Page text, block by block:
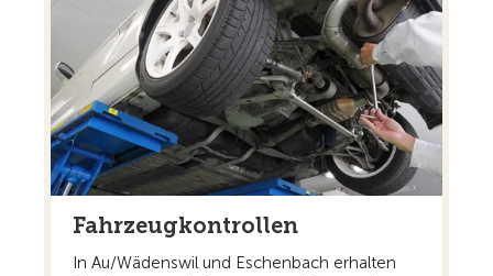
Fahrzeugkontrollen
In Au/Wädenswil und Eschenbach erhalten